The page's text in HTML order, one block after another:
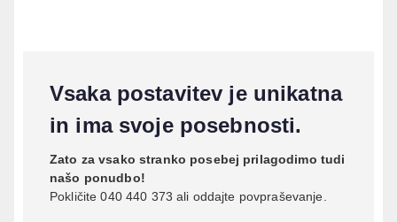
Vsaka postavitev je unikatna
in ima svoje posebnosti.
Zato za vsako stranko posebej prilagodimo tudi
našo ponudbo!
Pokličite 040 440 373 ali oddajte povpraševanje.